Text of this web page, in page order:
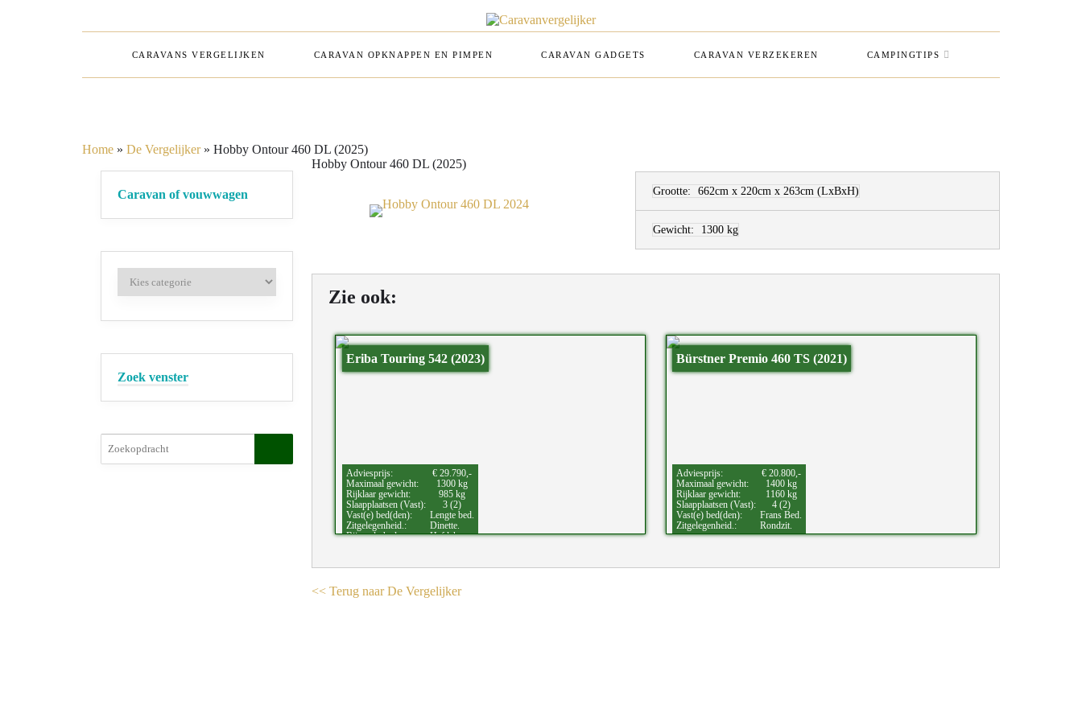
CARAVANS VERGELIJKEN CARAVAN OPKNAPPEN EN PIMPEN CARAVAN GADGETS CARAVAN VERZEKEREN CAMPINGTIPS
Home » De Vergelijker» Hobby Ontour 460 DL (2025)
Hobby Ontour 460 DL (2025)
Grootte: 662cm x 220cm x 263cm (LxBxH)
Gewicht: 1300 kg
Zie ook:
Eriba Touring 542 (2023)
Adviesprijs:
€ 29.790,-
Maximaal gewicht:
1300 kg
Rijklaar gewicht:
985 kg
Slaapplaatsen (Vast):
3 (2)
Vast(e) bed(den):
Lengte bed.
Zitgelegenheid.:
Dinette.
Bijzonderheden:
Hefdak.
Bürstner Premio 460 TS (2021)
Adviesprijs:
€ 20.800,-
Maximaal gewicht:
1400 kg
Rijklaar gewicht:
1160 kg
Slaapplaatsen (Vast):
4 (2)
Vast(e) bed(den):
Frans Bed.
Zitgelegenheid.:
Rondzit.
<< Terug naar De Vergelijker
Caravan of vouwwagen
Zoek venster